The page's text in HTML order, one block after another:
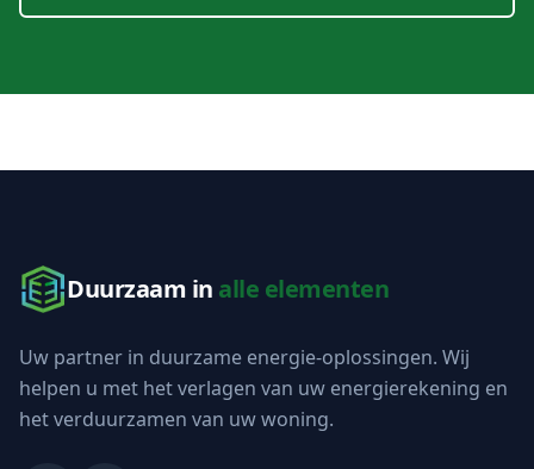
Duurzaam in alle elementen
Uw partner in duurzame energie-oplossingen. Wij
helpen u met het verlagen van uw energierekening en
het verduurzamen van uw woning.